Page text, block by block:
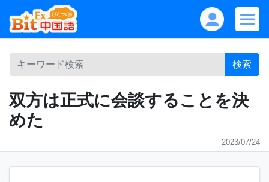
検索
双方は正式に会談することを決
めた
2023/07/24